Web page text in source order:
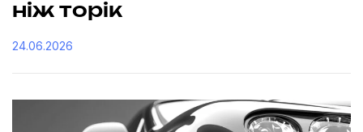
ніж торік
24.06.2026